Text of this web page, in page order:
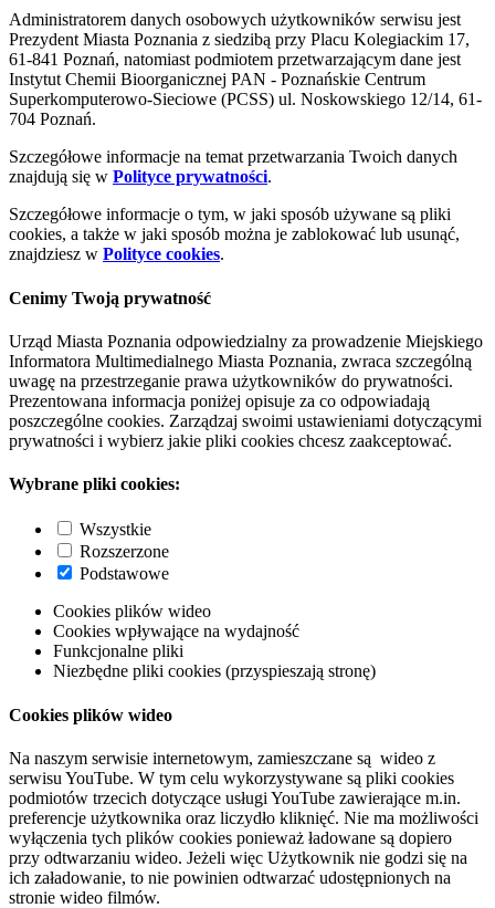
Administratorem danych osobowych użytkowników serwisu jest
Prezydent Miasta Poznania z siedzibą przy Placu Kolegiackim 17,
61-841 Poznań, natomiast podmiotem przetwarzającym dane jest
Instytut Chemii Bioorganicznej PAN - Poznańskie Centrum
Superkomputerowo-Sieciowe (PCSS) ul. Noskowskiego 12/14, 61-
704 Poznań.
Szczegółowe informacje na temat przetwarzania Twoich danych
znajdują się w Polityce prywatności.
Szczegółowe informacje o tym, w jaki sposób używane są pliki
cookies, a także w jaki sposób można je zablokować lub usunąć,
znajdziesz w Polityce cookies.
Cenimy Twoją prywatność
Urząd Miasta Poznania odpowiedzialny za prowadzenie Miejskiego
Informatora Multimedialnego Miasta Poznania, zwraca szczególną
uwagę na przestrzeganie prawa użytkowników do prywatności.
Prezentowana informacja poniżej opisuje za co odpowiadają
poszczególne cookies. Zarządzaj swoimi ustawieniami dotyczącymi
prywatności i wybierz jakie pliki cookies chcesz zaakceptować.
Wybrane pliki cookies:
Wszystkie
Rozszerzone
Podstawowe
Cookies plików wideo
Cookies wpływające na wydajność
Funkcjonalne pliki
Niezbędne pliki cookies (przyspieszają stronę)
Cookies plików wideo
Na naszym serwisie internetowym, zamieszczane są wideo z
serwisu YouTube. W tym celu wykorzystywane są pliki cookies
podmiotów trzecich dotyczące usługi YouTube zawierające m.in.
preferencje użytkownika oraz liczydło kliknięć. Nie ma możliwości
wyłączenia tych plików cookies ponieważ ładowane są dopiero
przy odtwarzaniu wideo. Jeżeli więc Użytkownik nie godzi się na
ich załadowanie, to nie powinien odtwarzać udostępnionych na
stronie wideo filmów.